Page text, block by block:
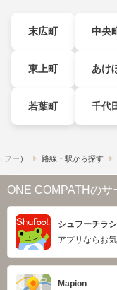
末広町 中央
東上町 あけ
若葉町 千代
ー） 路線・駅から探す
ONE COMPATHのサ
シュフーチラ
アプリならお
Mapion